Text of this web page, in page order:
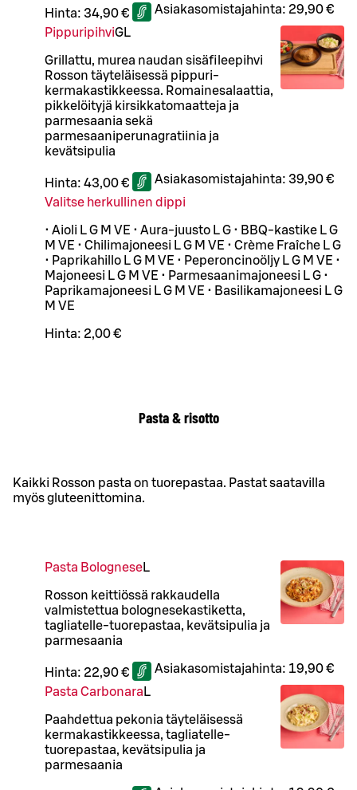
Hinta: 34,90 € Asiakasomistajahinta: 29,90 €
PippuripihviGL
Grillattu, murea naudan sisäfileepihvi
Rosson täyteläisessä pippuri-
kermakastikkeessa. Romainesalaattia,
pikkelöityjä kirsikkatomaatteja ja
parmesaania sekä
parmesaaniperunagratiinia ja
kevätsipulia
Hinta: 43,00 € Asiakasomistajahinta: 39,90 €
Valitse herkullinen dippi
• Aioli L G M VE • Aura-juusto L G • BBQ-kastike L G
M VE • Chilimajoneesi L G M VE • Crème Fraîche L G
• Paprikahillo L G M VE • Peperoncinoöljy L G M VE •
Majoneesi L G M VE • Parmesaanimajoneesi L G •
Paprikamajoneesi L G M VE • Basilikamajoneesi L G
M VE
Hinta: 2,00 €
Pasta & risotto
Kaikki Rosson pasta on tuorepastaa. Pastat saatavilla
myös gluteenittomina.
Pasta BologneseL
Rosson keittiössä rakkaudella
valmistettua bolognesekastiketta,
tagliatelle-tuorepastaa, kevätsipulia ja
parmesaania
Hinta: 22,90 € Asiakasomistajahinta: 19,90 €
Pasta Carbonara L
Paahdettua pekonia täyteläisessä
kermakastikkeessa, tagliatelle-
tuorepastaa, kevätsipulia ja
parmesaania